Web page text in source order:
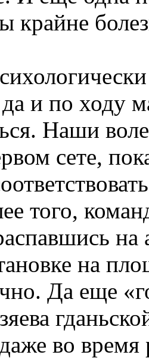
крайне
и по ходу
Наши
сете,
того,
на
Да еще
во